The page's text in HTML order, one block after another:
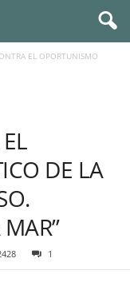
EL OPORTUNISMO
DE LA
1